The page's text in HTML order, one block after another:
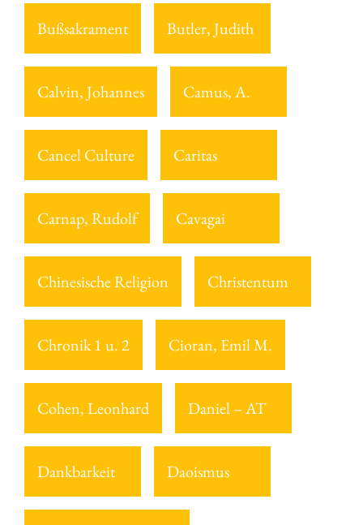
Bußsakrament Butler, Judith
Calvin, Johannes Camus, A.
Cancel Culture Caritas
Carnap, Rudolf Cavagai
Chinesische Religion Christentum
Chronik 1 u. 2 Cioran, Emil M.
Cohen, Leonhard Daniel – AT
Dankbarkeit Daoismus